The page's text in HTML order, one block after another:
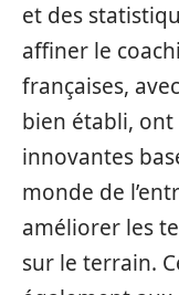
et des
affiner le
françaises,
bien établi,
innovantes
monde de
améliorer les
sur le terrain.